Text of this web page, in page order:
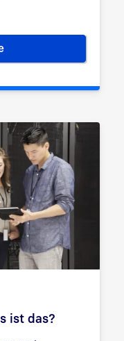
und
ist das?